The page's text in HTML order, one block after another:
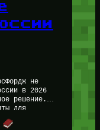
не
в 2026
решение.
для